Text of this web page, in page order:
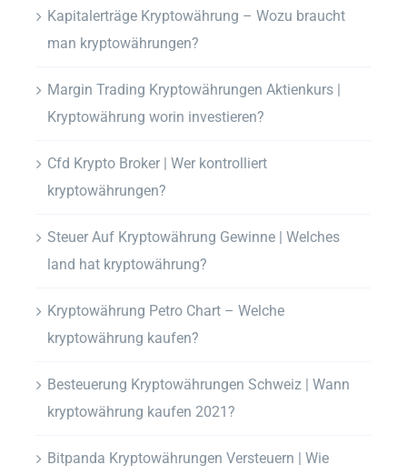
Kapitalerträge Kryptowährung – Wozu braucht
man kryptowährungen?
Margin Trading Kryptowährungen Aktienkurs |
Kryptowährung worin investieren?
Cfd Krypto Broker | Wer kontrolliert
kryptowährungen?
Steuer Auf Kryptowährung Gewinne | Welches
land hat kryptowährung?
Kryptowährung Petro Chart – Welche
kryptowährung kaufen?
Besteuerung Kryptowährungen Schweiz | Wann
kryptowährung kaufen 2021?
Bitpanda Kryptowährungen Versteuern | Wie